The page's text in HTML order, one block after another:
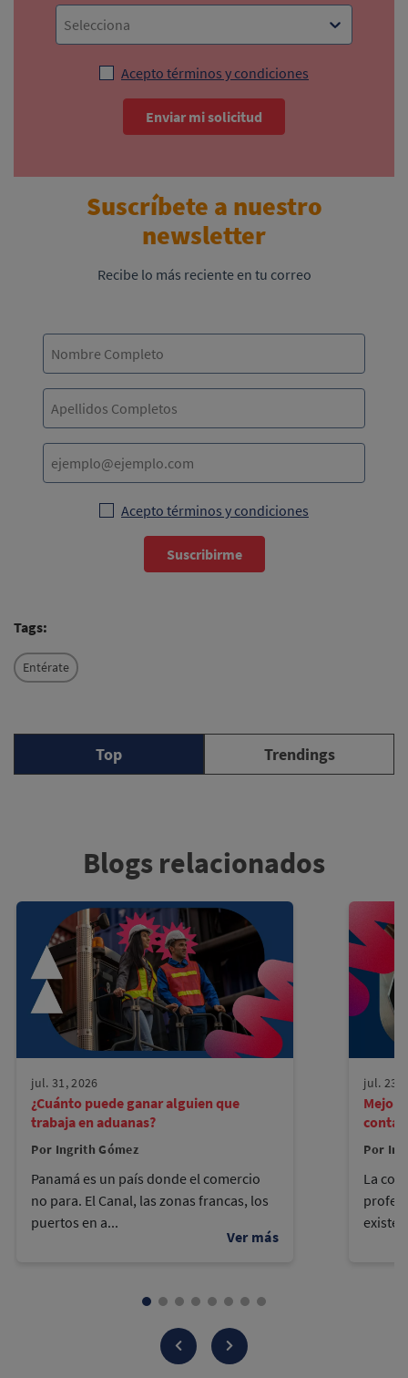
Selecciona
Acepto términos y condiciones
Enviar mi solicitud
Suscríbete a nuestro
newsletter
Recibe lo más reciente en tu correo
Acepto términos y condiciones
Suscribirme
Tags:
Entérate
Top Trendings
Blogs relacionados
jul. 31, 2026
¿Cuánto puede ganar alguien que
trabaja en aduanas?
Por Ingrith Gómez
Panamá es un país donde el comercio
no para. El Canal, las zonas francas, los
puertos en a...
jul. 23,
Por
La